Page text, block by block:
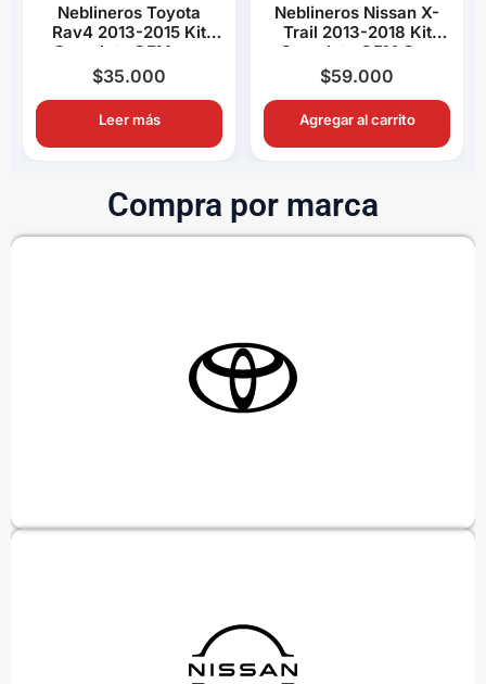
Neblineros Toyota
Rav4 2013-2015 Kit
Completo OEM con
Ampolletas H11
$35.000
Leer más
Neblineros Nissan X-
Trail 2013-2018 Kit
Completo OEM Con
Switch y Relay
$59.000
Agregar al carrito
Compra por marca